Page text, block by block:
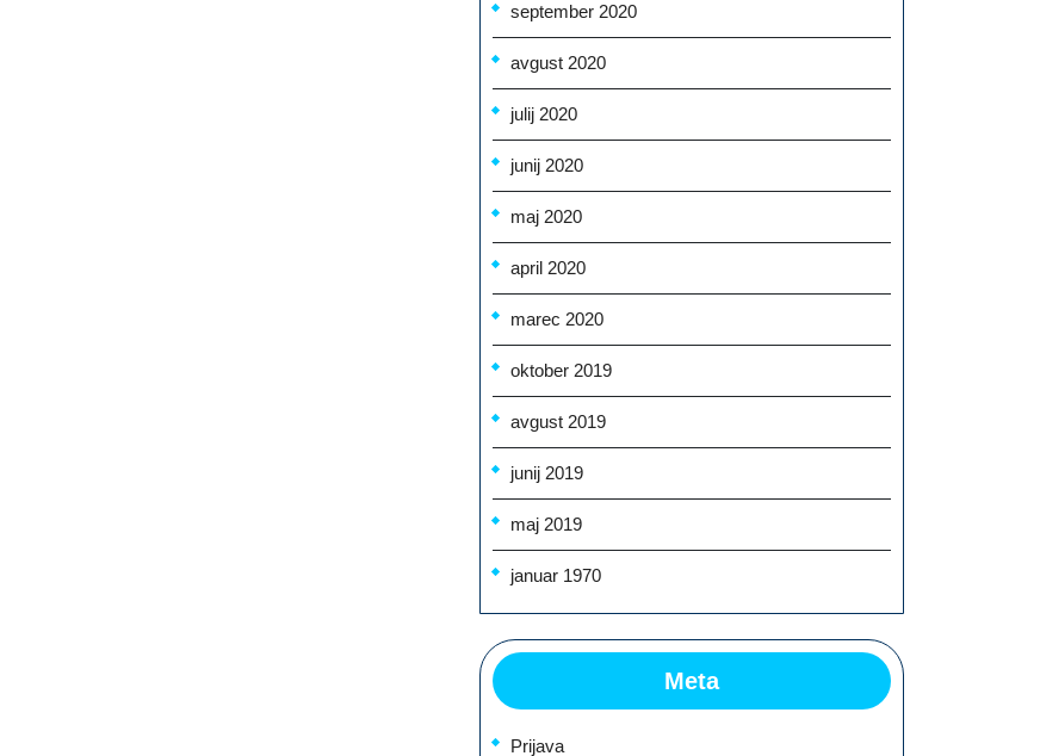
september 2020
avgust 2020
julij 2020
junij 2020
maj 2020
april 2020
marec 2020
oktober 2019
avgust 2019
junij 2019
maj 2019
januar 1970
Meta
Prijava